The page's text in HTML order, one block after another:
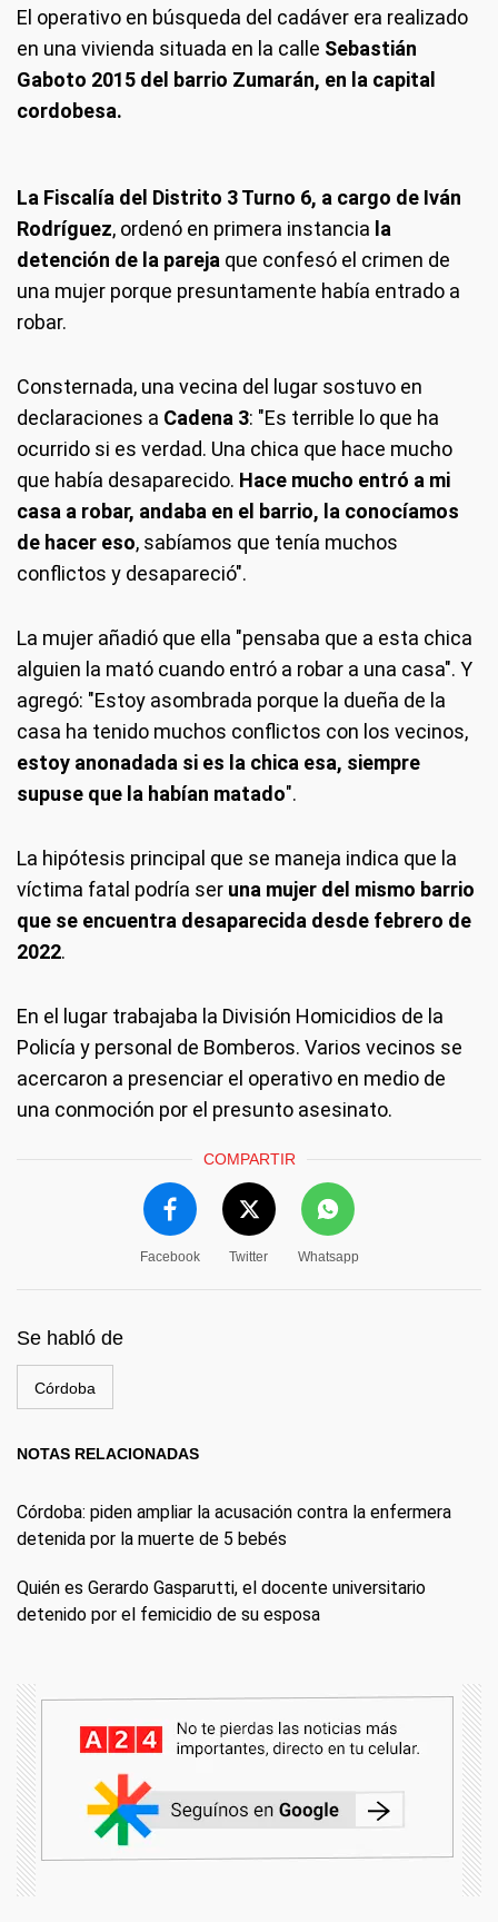
El operativo en búsqueda del cadáver era realizado
en una vivienda situada en la calle Sebastián
Gaboto 2015 del barrio Zumarán, en la capital
cordobesa.
La Fiscalía del Distrito 3 Turno 6, a cargo de Iván
Rodríguez, ordenó en primera instancia la
detención de la pareja que confesó el crimen de
una mujer porque presuntamente había entrado a
robar.
Consternada, una vecina del lugar sostuvo en
declaraciones a Cadena 3: "Es terrible lo que ha
ocurrido si es verdad. Una chica que hace mucho
que había desaparecido. Hace mucho entró a mi
casa a robar, andaba en el barrio, la conocíamos
de hacer eso, sabíamos que tenía muchos
conflictos y desapareció".
La mujer añadió que ella "pensaba que a esta chica
alguien la mató cuando entró a robar a una casa". Y
agregó: "Estoy asombrada porque la dueña de la
casa ha tenido muchos conflictos con los vecinos,
estoy anonadada si es la chica esa, siempre
supuse que la habían matado".
La hipótesis principal que se maneja indica que la
víctima fatal podría ser una mujer del mismo barrio
que se encuentra desaparecida desde febrero de
2022.
En el lugar trabajaba la División Homicidios de la
Policía y personal de Bomberos. Varios vecinos se
acercaron a presenciar el operativo en medio de
una conmoción por el presunto asesinato.
COMPARTIR
Facebook Twitter Whatsapp
Se habló de
Córdoba
NOTAS RELACIONADAS
Córdoba: piden ampliar la acusación contra la enfermera
detenida por la muerte de 5 bebés
Quién es Gerardo Gasparutti, el docente universitario
detenido por el femicidio de su esposa